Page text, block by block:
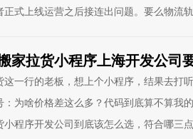
正式上线运营之后接连出问题。要么物流
家拉货小程序上海开发公司
这一行的老板，想上个小程序，结果去打
：为啥价格差这么多？代码到底算不算我
小程序开发公司到底该怎么选，符合哪三